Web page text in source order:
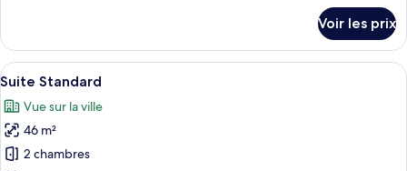
le
type
de
Chambre
Triple
Standard
Voir les prix
Afficher
toutes
les
photos
pour
Un couloir avec une porte portant
47
Suite Standard
Vue sur la ville
46 m²
2 chambres